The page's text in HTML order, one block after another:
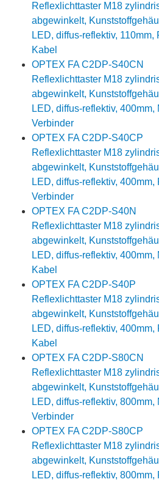
Reflexlichttaster M18
abgewinkelt,
LED, diffus-reflektiv, 110mm,
Kabel
OPTEX FA C2DP-S40CN
Reflexlichttaster M18
abgewinkelt,
LED, diffus-reflektiv, 400mm,
Verbinder
OPTEX FA C2DP-S40CP
Reflexlichttaster M18
abgewinkelt,
LED, diffus-reflektiv, 400mm,
Verbinder
OPTEX FA C2DP-S40N
Reflexlichttaster M18
abgewinkelt,
LED, diffus-reflektiv, 400mm,
Kabel
OPTEX FA C2DP-S40P
Reflexlichttaster M18
abgewinkelt,
LED, diffus-reflektiv, 400mm,
Kabel
OPTEX FA C2DP-S80CN
Reflexlichttaster M18
abgewinkelt,
LED, diffus-reflektiv, 800mm,
Verbinder
OPTEX FA C2DP-S80CP
Reflexlichttaster M18
abgewinkelt,
LED, diffus-reflektiv, 800mm,